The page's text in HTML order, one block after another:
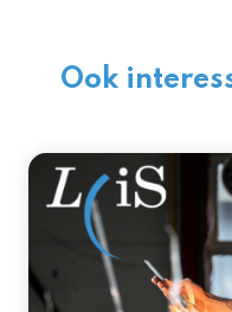
Ook